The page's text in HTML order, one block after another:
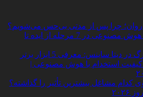
روان؛ چرا پس از مدتی بی‌حس می‌شویم؟
ساخت چت‌ بات با هوش مصنوعی در 7 مرحله از ایده تا
دیتا ساینس: معرفی 5 ابزار برتر
استخدام با هوش مصنوعی |
مشاغل بیشترین تأثیر را گذاشته؟